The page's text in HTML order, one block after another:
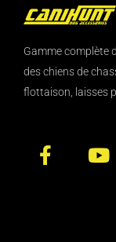
Gamme complète
des chiens de
flottaison, laisses